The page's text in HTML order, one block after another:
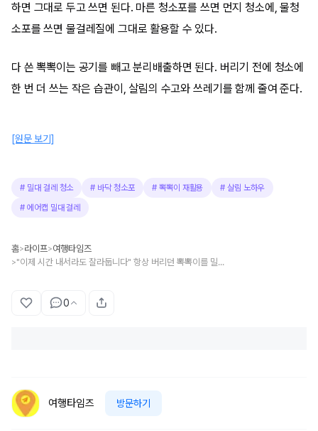
하면 그대로 두고 쓰면 된다. 마른 청소포를 쓰면 먼지 청소에, 물청
소포를 쓰면 물걸레질에 그대로 활용할 수 있다.
다 쓴 뽁뽁이는 공기를 빼고 분리배출하면 된다. 버리기 전에 청소에
한 번 더 쓰는 작은 습관이, 살림의 수고와 쓰레기를 함께 줄여 준다.
[원문 보기]
# 밀대 걸레 청소 # 바닥 청소포 # 뽁뽁이 재활용 #살림 노하우
# 에어캡 밀대 걸레
홈>라이프>여행타임즈
> "이제 시간 내서라도 잘라둡니다" 항상 버리던 뽁뽁이를 밀대에 붙여보세요..청소기 필요 없습니다
0
여행타임즈 방문하기